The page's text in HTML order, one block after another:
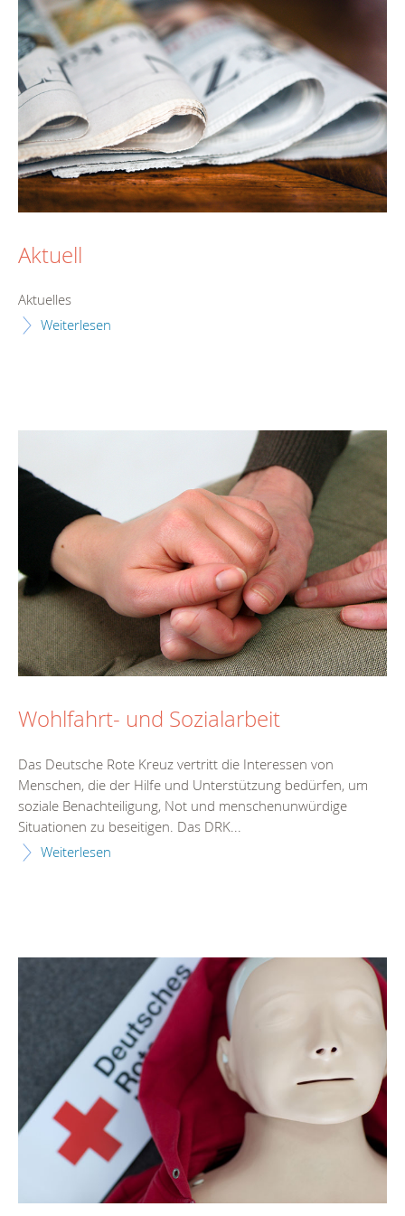
Aktuell
Aktuelles
Weiterlesen
Wohlfahrt- und Sozialarbeit
Das Deutsche Rote Kreuz vertritt die Interessen von
Menschen, die der Hilfe und Unterstützung bedürfen, um
soziale Benachteiligung, Not und menschenunwürdige
Situationen zu beseitigen. Das DRK...
Weiterlesen